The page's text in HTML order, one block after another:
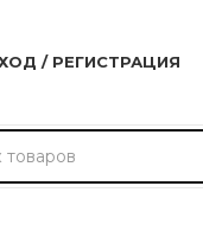
/ РЕГИСТРАЦИЯ